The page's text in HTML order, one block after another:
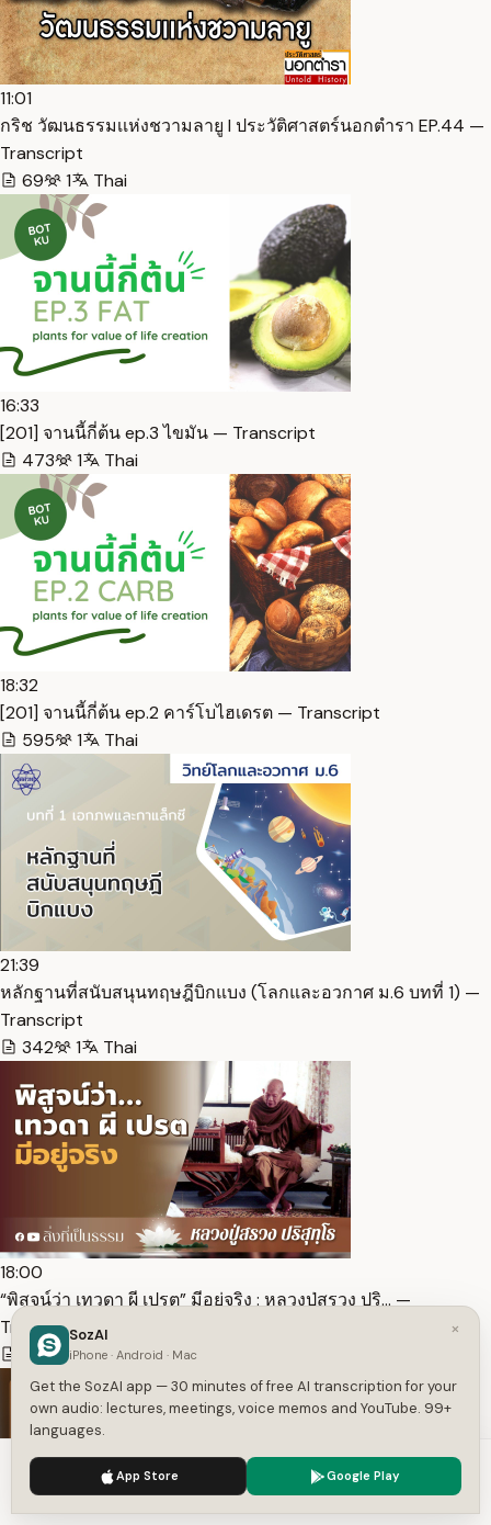
11:01
กริช วัฒนธรรมเเห่งชวามลายู I ประวัติศาสตร์นอกตำรา EP.44 —
Transcript
69
1 Thai
16:33
[201] จานนี้กี่ต้น ep.3 ไขมัน — Transcript
473
1 Thai
18:32
[201] จานนี้กี่ต้น ep.2 คาร์โบไฮเดรต — Transcript
595
1 Thai
21:39
หลักฐานที่สนับสนุนทฤษฎีบิกแบง (โลกและอวกาศ ม.6 บทที่ 1) —
Transcript
342
1 Thai
18:00
“พิสูจน์ว่า เทวดา ผี เปรต” มีอยู่จริง : หลวงปู่สรวง ปริ… —
Transcript
319
1 Thai
We use cookies to enhance your experience.
×
SozAI
iPhone · Android · Mac
Get the SozAI app — 30 minutes of free AI transcription for your
own audio: lectures, meetings, voice memos and YouTube. 99+
languages.
App Store Google Play